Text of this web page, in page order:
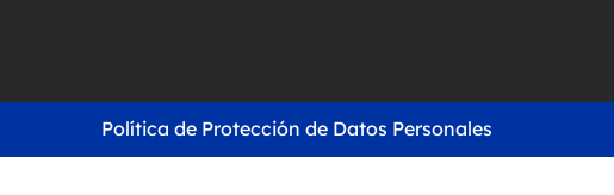
Política de Protección de Datos Personales